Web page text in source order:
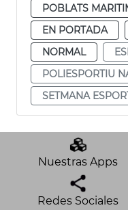
POBLATS
EN PORTADA
NORMAL
POLIESPORTIU
SETMANA
Nuestras Apps
Redes Sociales